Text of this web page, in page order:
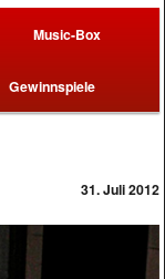
Music-Box
Gewinnspiele
31. Juli 2012